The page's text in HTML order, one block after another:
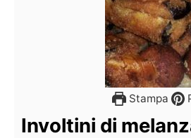
Stampa
Involtini di